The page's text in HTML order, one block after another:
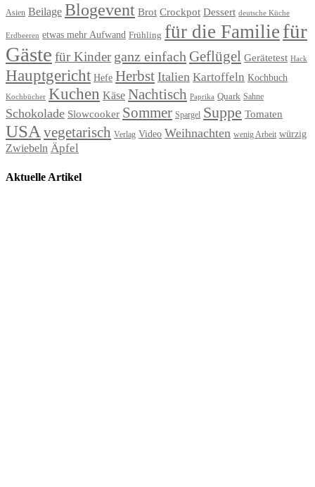
Asien Beilage Blogevent Brot Crockpot Dessert deutsche Küche
Erdbeeren etwas mehr Aufwand Frühling für die Familie für
Gäste für Kinder ganz einfach Geflügel Gerätetest Hack
Hauptgericht Hefe Herbst Italien Kartoffeln Kochbuch
Kochbücher Kuchen Käse Nachtisch Paprika Quark Sahne
Schokolade Slowcooker Sommer Spargel Suppe Tomaten
USAvegetarisch Verlag Video Weihnachten wenig Arbeit würzig
Zwiebeln Äpfel
Aktuelle Artikel